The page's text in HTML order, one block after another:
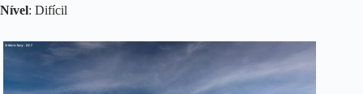
Nível: Difícil